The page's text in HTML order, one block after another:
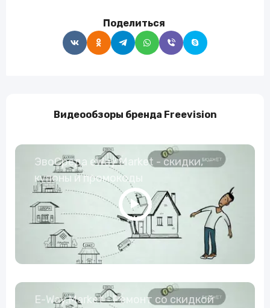
Поделиться
Видеообзоры бренда Freevision
ЭвоСреда eWay Market - скидки,
купоны и промокоды
E-Way.Market - Ремонт со скидкой